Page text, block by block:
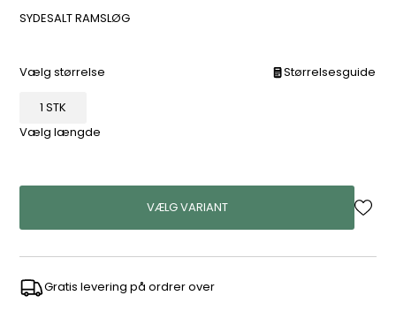
SYDESALT RAMSLØG
Vælg størrelse Størrelsesguide
1 STK
Vælg længde
VÆLG VARIANT
Gratis levering på ordrer over